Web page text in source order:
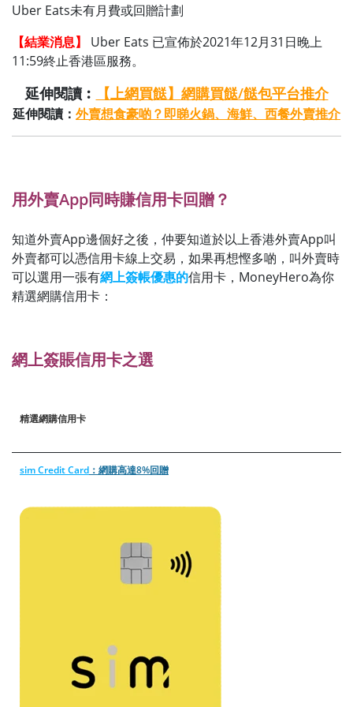
Uber Eats未有月費或回贈計劃
【結業消息】
Uber Eats 已宣佈於2021年12月31日晚上
11:59終止香港區服務。
延伸閱讀︰ 【上網買餸】網購買餸/餸包平台推介
延伸閱讀： 外賣想食豪啲？即睇火鍋、海鮮、西餐外賣推介
用外賣App同時賺信用卡回贈？
知道外賣App邊個好之後，仲要知道於以上香港外賣App叫
外賣都可以憑信用卡線上交易，如果再想慳多啲，叫外賣時
可以選用一張有網上簽帳優惠的信用卡，MoneyHero為你
精選網購信用卡：
網上簽賬信用卡之選
精選網購信用卡
sim Credit Card ：網購高達8%回贈